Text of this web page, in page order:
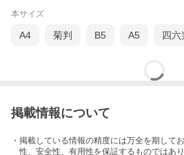
本サイズ
A4 菊判 B5 A5 四六
掲載情報について
・掲載している情報の精度には万全を期して
性、安全性、有用性を保証するものではあり